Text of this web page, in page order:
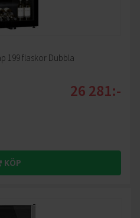
199 flaskor Dubbla
26 281:-
KÖP